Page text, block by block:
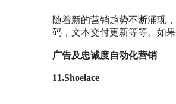
随着新的营销趋势不断涌现
码，文本交付更新等等。如
广告及忠诚度自动化营销
11.Shoelace